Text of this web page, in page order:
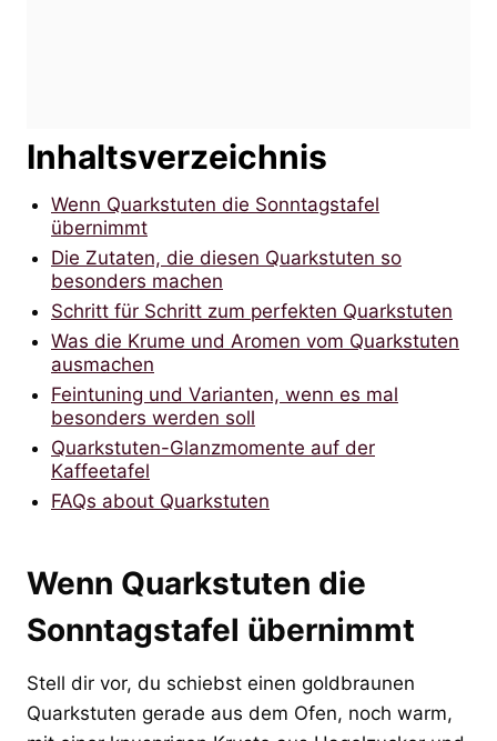
Inhaltsverzeichnis
Wenn Quarkstuten die Sonntagstafel
übernimmt
Die Zutaten, die diesen Quarkstuten so
besonders machen
Schritt für Schritt zum perfekten Quarkstuten
Was die Krume und Aromen vom Quarkstuten
ausmachen
Feintuning und Varianten, wenn es mal
besonders werden soll
Quarkstuten-Glanzmomente auf der
Kaffeetafel
FAQs about Quarkstuten
Wenn Quarkstuten die
Sonntagstafel übernimmt
Stell dir vor, du schiebst einen goldbraunen
Quarkstuten gerade aus dem Ofen, noch warm,